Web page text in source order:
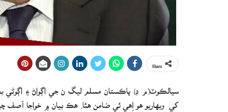
سيالڪوٽ(م ڊ) پاڪستان مسلم ليگ ن جي اڳواڻ ۽ اڳوڻي
کي ويهاريو هو اِهي ئي ضامن هئا. هڪ بيان ۾ خواجا آصف